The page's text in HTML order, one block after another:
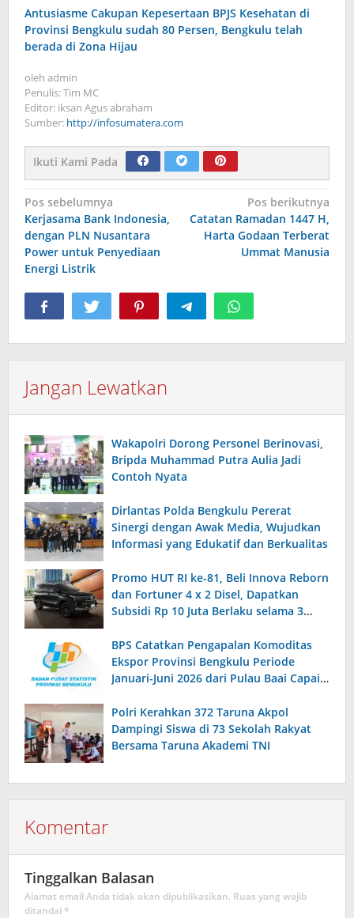
Antusiasme Cakupan Kepesertaan BPJS Kesehatan di
Provinsi Bengkulu sudah 80 Persen, Bengkulu telah
berada di Zona Hijau
oleh admin
Penulis: Tim MC
Editor: iksan Agus abraham
Sumber: http://infosumatera.com
Ikuti Kami Pada
Navigasi
pos
Pos sebelumnya
Kerjasama Bank Indonesia,
dengan PLN Nusantara
Power untuk Penyediaan
Energi Listrik
Pos berikutnya
Catatan Ramadan 1447 H,
Harta Godaan Terberat
Ummat Manusia
Jangan Lewatkan
Wakapolri Dorong Personel Berinovasi,
Bripda Muhammad Putra Aulia Jadi
Contoh Nyata
Dirlantas Polda Bengkulu Pererat
Sinergi dengan Awak Media, Wujudkan
Informasi yang Edukatif dan Berkualitas
Promo HUT RI ke-81, Beli Innova Reborn
dan Fortuner 4 x 2 Disel, Dapatkan
Subsidi Rp 10 Juta Berlaku selama 3
BPS Catatkan Pengapalan Komoditas
Ekspor Provinsi Bengkulu Periode
Januari-Juni 2026 dari Pulau Baai Capai
Polri Kerahkan 372 Taruna Akpol
Dampingi Siswa di 73 Sekolah Rakyat
Bersama Taruna Akademi TNI
Komentar
Tinggalkan Balasan
Alamat email Anda tidak akan dipublikasikan. Ruas yang wajib
ditandai *